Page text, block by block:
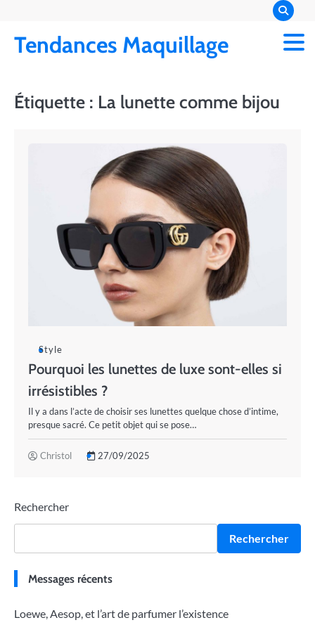
content
Tendances Maquillage
Étiquette : La lunette comme bijou
Style
Pourquoi les lunettes de luxe sont-elles si
irrésistibles ?
Il y a dans l’acte de choisir ses lunettes quelque chose d’intime,
presque sacré. Ce petit objet qui se pose…
Christol 27/09/2025
Rechercher
Rechercher
Messages récents
Loewe, Aesop, et l’art de parfumer l’existence